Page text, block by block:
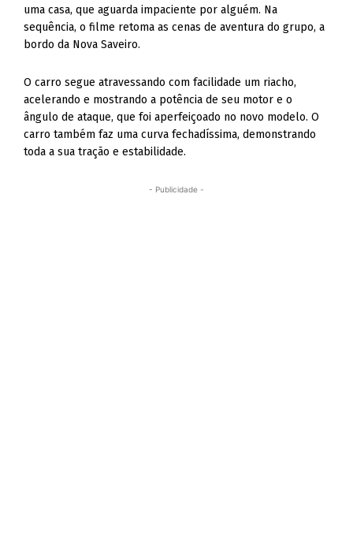
uma casa, que aguarda impaciente por alguém. Na
sequência, o filme retoma as cenas de aventura do grupo, a
bordo da Nova Saveiro.
O carro segue atravessando com facilidade um riacho,
acelerando e mostrando a potência de seu motor e o
ângulo de ataque, que foi aperfeiçoado no novo modelo. O
carro também faz uma curva fechadíssima, demonstrando
toda a sua tração e estabilidade.
- Publicidade -